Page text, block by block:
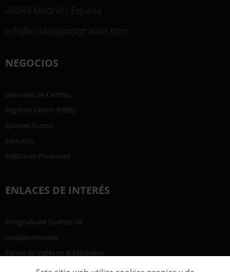
28049 Madrid , España
info@cursosypostgrados.com
NEGOCIOS
Directorio de Centros
Registrar Centro (FREE)
Quienes Somos
Contacto
Política de Privacidad
ENLACES DE INTERÉS
Postgraduate Courses UK
Leadspotenciales
Cursos de Inglés en el Extranjero